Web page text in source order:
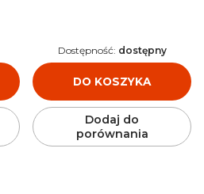
DO KOSZYKA
Dostępność: dostępny
Dodaj do
porównania